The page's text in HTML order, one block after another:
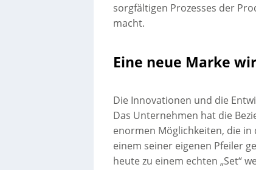
sorgfältigen Prozesses der
macht.
Eine neue Marke
Die Innovationen und die
Das Unternehmen hat die
enormen Möglichkeiten, die in
einem seiner eigenen Pfeiler
heute zu einem echten „Set“